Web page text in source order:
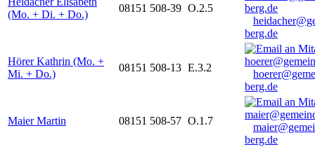
(Mo. + Di. + Do.)
08151 508-39 O.2.5
berg.de
Hörer Kathrin (Mo. +
Mi. + Do.)
08151 508-13 E.3.2
berg.de
Maier Martin 08151 508-57 O.1.7
berg.de